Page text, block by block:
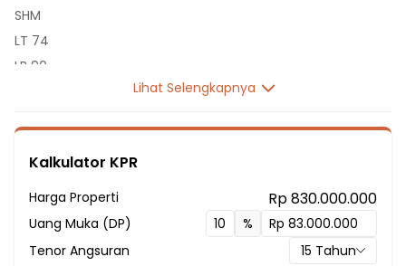
SHM
LT 74
LB 90
Listrik 1300 VA
Fasilitas Sekitar Hunian:
10 menit ke SMAN 6 TANGERANG SELATAN
10 menit ke SMA Muhammadiyah 25 Pamulang
Lihat Selengkapnya
Kalkulator KPR
Harga Properti Rp 830.000.000
Uang Muka (DP)
%
Tenor Angsuran
15 Tahun